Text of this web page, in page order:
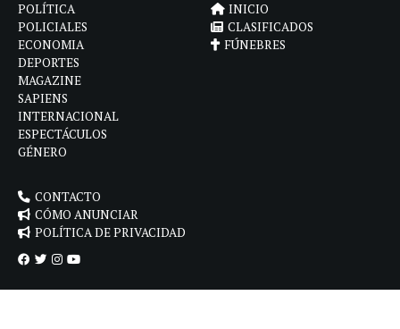
POLÍTICA
POLICIALES
ECONOMIA
DEPORTES
MAGAZINE
SAPIENS
INTERNACIONAL
ESPECTÁCULOS
GÉNERO
INICIO
CLASIFICADOS
FÚNEBRES
CONTACTO
CÓMO ANUNCIAR
POLÍTICA DE PRIVACIDAD